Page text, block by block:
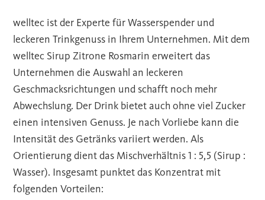
welltec ist der Experte für Wasserspender und
leckeren Trinkgenuss in Ihrem Unternehmen. Mit dem
welltec Sirup Zitrone Rosmarin erweitert das
Unternehmen die Auswahl an leckeren
Geschmacksrichtungen und schafft noch mehr
Abwechslung. Der Drink bietet auch ohne viel Zucker
einen intensiven Genuss. Je nach Vorliebe kann die
Intensität des Getränks variiert werden. Als
Orientierung dient das Mischverhältnis 1 : 5,5 (Sirup :
Wasser). Insgesamt punktet das Konzentrat mit
folgenden Vorteilen: